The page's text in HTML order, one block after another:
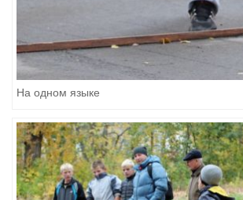
На одном языке